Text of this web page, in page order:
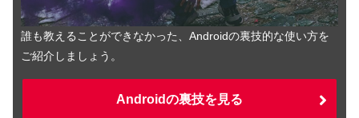
誰も教えることができなかった、Androidの裏技的な使い方を
ご紹介しましょう。
Androidの裏技を見る